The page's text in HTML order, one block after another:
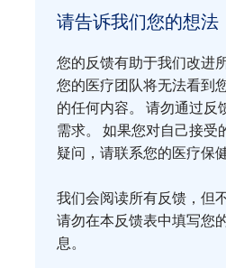
告
我
们
您
的
想
请告诉我们您的想法
您的反馈有助于我们改进
您的医疗团队将无法看到
的任何内容。 请勿通过反
需求。 如果您对自己接受
疑问，请联系您的医疗保
我们会阅读所有反馈，但
请勿在本反馈表中填写您
息。